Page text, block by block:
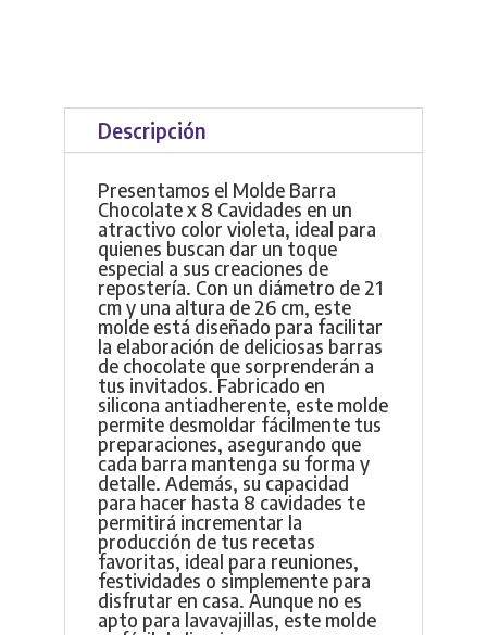
Descripción
Presentamos el Molde Barra
Chocolate x 8 Cavidades en un
atractivo color violeta, ideal para
quienes buscan dar un toque
especial a sus creaciones de
repostería. Con un diámetro de 21
cm y una altura de 26 cm, este
molde está diseñado para facilitar
la elaboración de deliciosas barras
de chocolate que sorprenderán a
tus invitados. Fabricado en
silicona antiadherente, este molde
permite desmoldar fácilmente tus
preparaciones, asegurando que
cada barra mantenga su forma y
detalle. Además, su capacidad
para hacer hasta 8 cavidades te
permitirá incrementar la
producción de tus recetas
favoritas, ideal para reuniones,
festividades o simplemente para
disfrutar en casa. Aunque no es
apto para lavavajillas, este molde